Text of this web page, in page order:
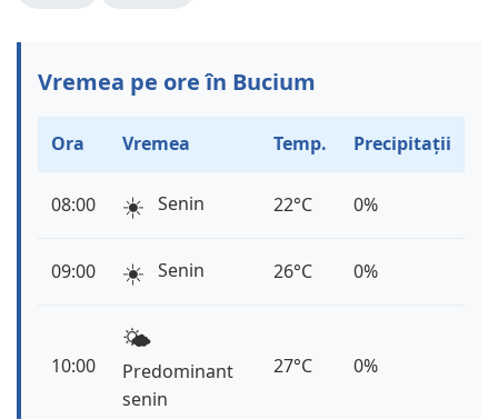
Vremea pe ore în Bucium
Ora Vremea Temp. Precipitații
08:00 ☀️ Senin 22°C 0%
09:00 ☀️ Senin 26°C 0%
10:00
🌤️
Predominant
senin
27°C 0%